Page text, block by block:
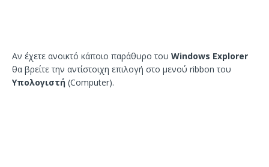
Αν έχετε ανοικτό κάποιο παράθυρο του Windows Explorer
θα βρείτε την αντίστοιχη επιλογή στο μενού ribbon του
Υπολογιστή (Computer).